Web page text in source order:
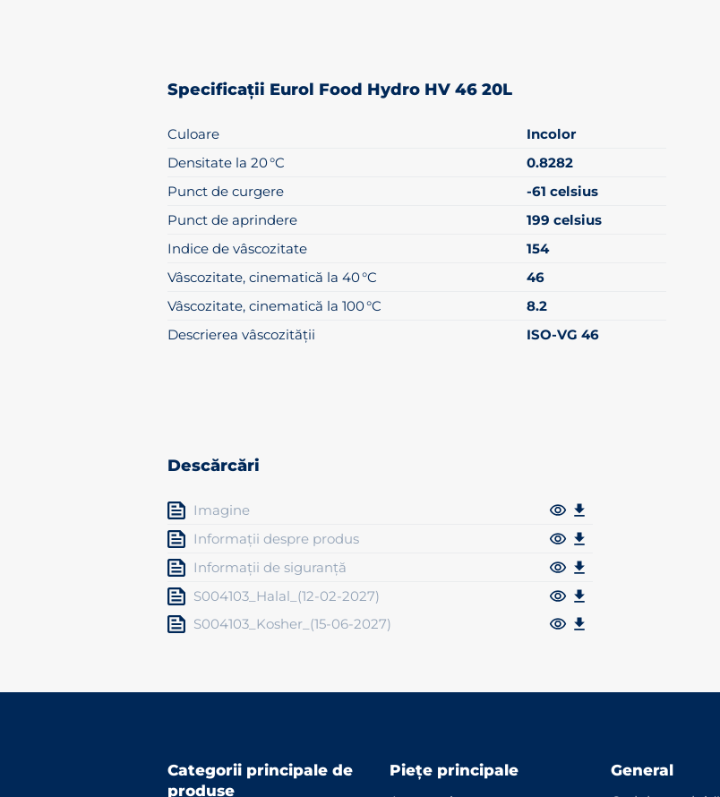
Specificații Eurol Food Hydro HV 46 20L
Culoare
Incolor
Densitate la 20 °C
0.8282
Punct de curgere
-61 celsius
Punct de aprindere
199 celsius
Indice de vâscozitate
154
Vâscozitate, cinematică la 40 °C
46
Vâscozitate, cinematică la 100 °C
8.2
Descrierea vâscozității
ISO-VG 46
Descărcări
Imagine
Informații despre produs
Informații de siguranță
S004103_Halal_(12-02-2027)
S004103_Kosher_(15-06-2027)
Categorii principale de
produse
Piețe principale General